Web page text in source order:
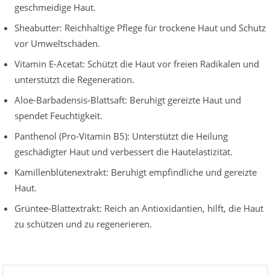
geschmeidige Haut.
Sheabutter: Reichhaltige Pflege für trockene Haut und Schutz
vor Umweltschäden.
Vitamin E-Acetat: Schützt die Haut vor freien Radikalen und
unterstützt die Regeneration.
Aloe-Barbadensis-Blattsaft: Beruhigt gereizte Haut und
spendet Feuchtigkeit.
Panthenol (Pro-Vitamin B5): Unterstützt die Heilung
geschädigter Haut und verbessert die Hautelastizität.
Kamillenblütenextrakt: Beruhigt empfindliche und gereizte
Haut.
Grüntee-Blattextrakt: Reich an Antioxidantien, hilft, die Haut
zu schützen und zu regenerieren.